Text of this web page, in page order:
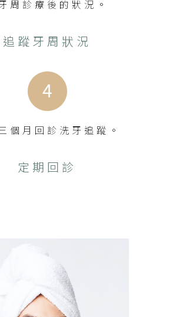
周診療後的狀況。
追蹤牙周狀況
個月回診洗牙追蹤。
定期回診